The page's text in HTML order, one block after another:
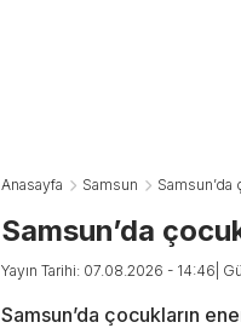
Anasayfa Samsun Samsun’da
Samsun’da
Yayın Tarihi: 07.08.2026 - 14:46 |
Samsun’da çocukların